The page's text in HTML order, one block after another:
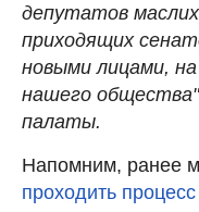
депутатов
приходящих
новыми лицами,
нашего
палаты.
Напомним, ранее
проходить